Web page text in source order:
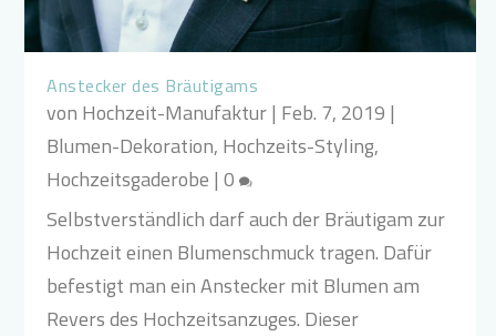
Anstecker des Bräutigams
von Hochzeit-Manufaktur| Feb. 7, 2019 |
Blumen-Dekoration, Hochzeits-Styling,
Hochzeitsgaderobe |0
Selbstverständlich darf auch der Bräutigam zur
Hochzeit einen Blumenschmuck tragen. Dafür
befestigt man ein Anstecker mit Blumen am
Revers des Hochzeitsanzuges. Dieser